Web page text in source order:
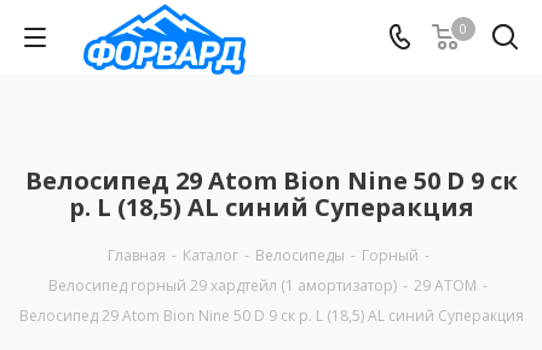
0
Велосипед 29 Atom Bion Nine 50 D 9 ск
р. L (18,5) AL синий Суперакция
Главная - Каталог - Велосипеды - Горный -
Велосипед горный 29 хардтейл (1 амортизатор) - 29 ATOM -
Велосипед 29 Atom Bion Nine 50 D 9 ск р. L (18,5) AL синий Суперакция